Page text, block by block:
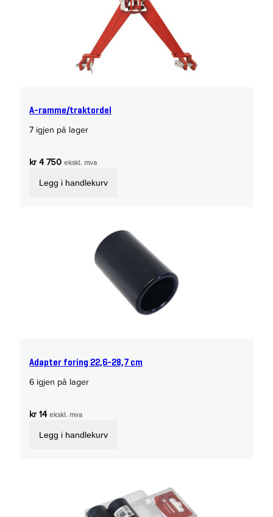
A-ramme/traktordel
7 igjen på lager
kr4 750 ekskl. mva
Legg i handlekurv
Adapter foring 22,6-28,7 cm
6 igjen på lager
kr14 ekskl. mva
Legg i handlekurv